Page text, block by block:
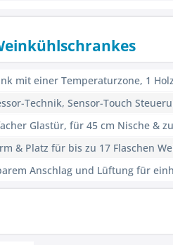
mit einer Temperaturzone, 1
Technik, Sensor-Touch
Glastür, für 45 cm Nische &
& Platz für bis zu 17 Flaschen
Anschlag und Lüftung für